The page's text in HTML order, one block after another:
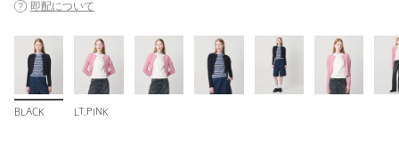
即配について
BLACK LT.PINK